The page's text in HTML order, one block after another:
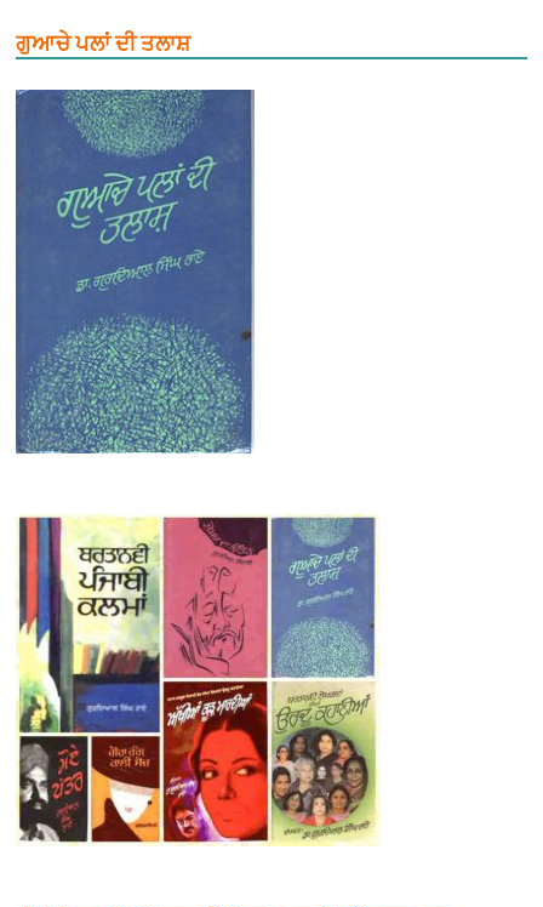
ਗੁਆਚੇ ਪਲਾਂ ਦੀ ਤਲਾਸ਼